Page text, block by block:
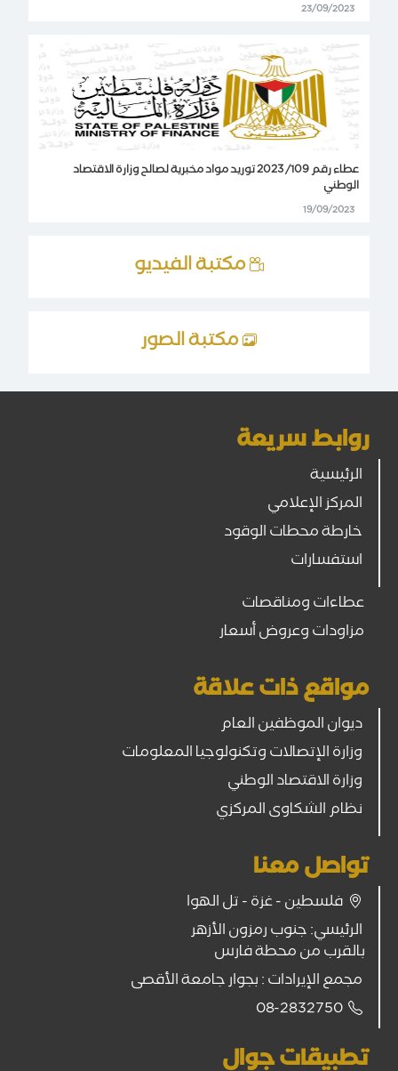
23/09/2023
عطاء رقم 109/ 2023 توريد مواد مخبرية لصالح وزارة الاقتصاد
الوطني
19/09/2023
مكتبة الفيديو
مكتبة الصور
روابط سريعة
الرئيسية
المركز الإعلامي
خارطة محطات الوقود
استفسارات
عطاءات ومناقصات
مزاودات وعروض أسعار
مواقع ذات علاقة
ديوان الموظفين العام
وزارة الإتصالات وتكنولوجيا المعلومات
وزارة الاقتصاد الوطني
نظام الشكاوى المركزي
تواصل معنا
فلسطين - غزة - تل الهوا
الرئيسي: جنوب رمزون الأزهر
بالقرب من محطة فارس
مجمع الإيرادات : بجوار جامعة الأقصى
08-2832750
تطبيقات جوال